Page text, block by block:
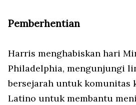
Pemberhentian
Harris menghabiskan hari
Philadelphia, mengunjungi
bersejarah untuk komunitas
Latino untuk membantu